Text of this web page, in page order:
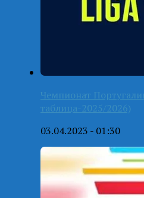
Чемпионат
таблица-2025/2026)
03.04.2023 - 01:30